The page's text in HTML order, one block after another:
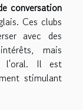
conversation
Ces clubs
avec des
mais
l'oral. Il est
stimulant